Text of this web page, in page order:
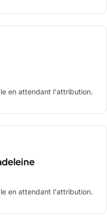
en attendant l'attribution.
en attendant l'attribution.